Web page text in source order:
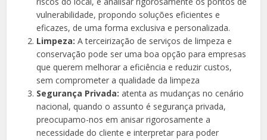
vulnerabilidade, propondo soluções eficientes e
eficazes, de uma forma exclusiva e personalizada.
Limpeza: A terceirização de serviços de limpeza e
conservação pode ser uma boa opção para empresas
que querem melhorar a eficiência e reduzir custos,
sem comprometer a qualidade da limpeza
Segurança Privada: atenta as mudanças no cenário
nacional, quando o assunto é segurança privada,
preocupamo-nos em anisar rigorosamente a
necessidade do cliente e interpretar para poder